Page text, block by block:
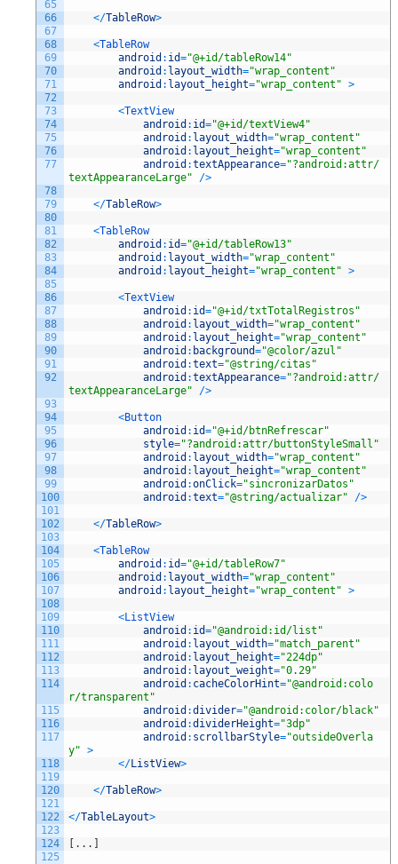
65
66
67
68
69
70
71
72
73
74
75
76
77
78
79
80
81
82
83
84
85
86
87
88
89
90
91
92
93
94
95
96
97
98
99
100
101
102
103
104
105
106
107
108
109
110
111
112
113
114
115
116
117
118
119
120
121
122
123
124
125
</TableRow>
<TableRow
android : id="@+id/tableRow14"
android : layout_width="wrap_content"
android : layout_height="wrap_content" >
<TextView
android : id="@+id/textView4"
android : layout_width="wrap_content"
android : layout_height="wrap_content"
android :textAppearance="?android:attr/
textAppearanceLarge"
/>
</TableRow>
<TableRow
android : id="@+id/tableRow13"
android : layout_width="wrap_content"
android : layout_height="wrap_content" >
<TextView
android : id="@+id/txtTotalRegistros"
android : layout_width="wrap_content"
android : layout_height="wrap_content"
android : background="@color/azul"
android :text="@string/citas"
android :textAppearance="?android:attr/
textAppearanceLarge"
/>
<Button
android : id="@+id/btnRefrescar"
style="?android:attr/buttonStyleSmall"
android : layout_width="wrap_content"
android : layout_height="wrap_content"
android :onClick="sincronizarDatos"
android :text="@string/actualizar" />
</TableRow>
<TableRow
android : id="@+id/tableRow7"
android : layout_width="wrap_content"
android : layout_height="wrap_content" >
<ListView
android : id="@android:id/list"
android : layout_width="match_parent"
android : layout_height="224dp"
android : layout_weight="0.29"
android : cacheColorHint="@android:colo
r/transparent"
android :divider="@android:color/black"
android :dividerHeight="3dp"
android : scrollbarStyle="outsideOverla
y" >
</ListView>
</TableRow>
</TableLayout>
[ . . . ]